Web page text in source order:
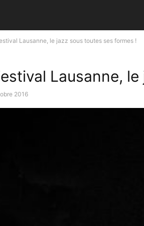
Lausanne, le jazz sous toutes ses formes !
Lausanne,
2016